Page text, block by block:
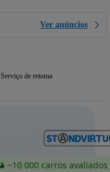
Ver anúncios
Serviço de retoma
~10 000 carros